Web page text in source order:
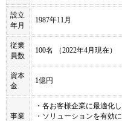
設立
年月
1987年11月
従業
員数
100名 （2022年4月現在）
資本
金
1億円
事業
・各お客様企業に最適化
・ソリューションを有効